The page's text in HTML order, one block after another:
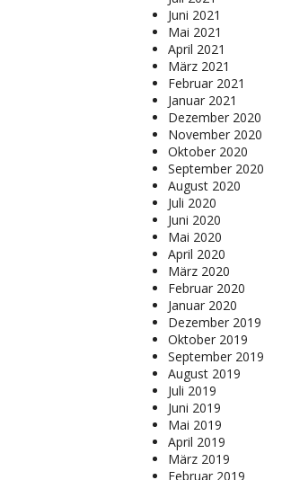
Juni 2021
Mai 2021
April 2021
März 2021
Februar 2021
Januar 2021
Dezember 2020
November 2020
Oktober 2020
September 2020
August 2020
Juli 2020
Juni 2020
Mai 2020
April 2020
März 2020
Februar 2020
Januar 2020
Dezember 2019
Oktober 2019
September 2019
August 2019
Juli 2019
Juni 2019
Mai 2019
April 2019
März 2019
Februar 2019